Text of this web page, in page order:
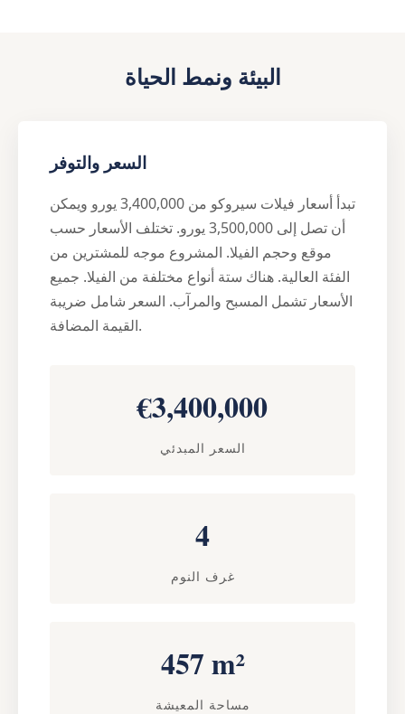
البيئة ونمط الحياة
السعر والتوفر
تبدأ أسعار فيلات سيروكو من 3,400,000 يورو ويمكن
أن تصل إلى 3,500,000 يورو. تختلف الأسعار حسب
موقع وحجم الفيلا. المشروع موجه للمشترين من
الفئة العالية. هناك ستة أنواع مختلفة من الفيلا. جميع
الأسعار تشمل المسبح والمرآب. السعر شامل ضريبة
القيمة المضافة.
€3,400,000
السعر المبدئي
4
غرف النوم
457 m²
مساحة المعيشة